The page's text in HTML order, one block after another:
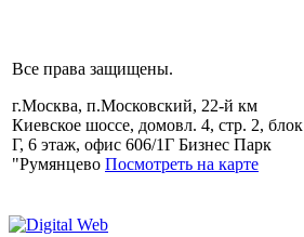
Все права защищены.
г.Москва, п.Московский, 22-й км
Киевское шоссе, домовл. 4, стр. 2, блок
Г, 6 этаж, офис 606/1Г Бизнес Парк
"Румянцево Посмотреть на карте